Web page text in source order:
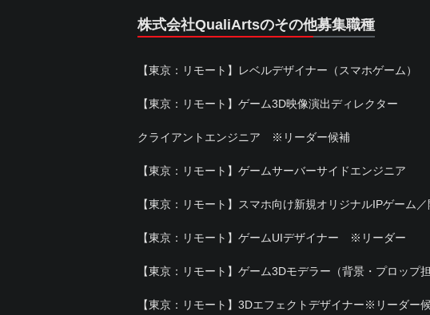
株式会社QualiArtsのその他募集職種
【東京：リモート】レベルデザイナー（スマホゲーム）
【東京：リモート】ゲーム3D映像演出ディレクター
クライアントエンジニア ※リーダー候補
【東京：リモート】ゲームサーバーサイドエンジニア
【東京：リモート】スマホ向け新規オリジナルIPゲーム
【東京：リモート】ゲームUIデザイナー ※リーダー
【東京：リモート】ゲーム3Dモデラー（背景・プロップ担
【東京：リモート】3Dエフェクトデザイナー※リーダー